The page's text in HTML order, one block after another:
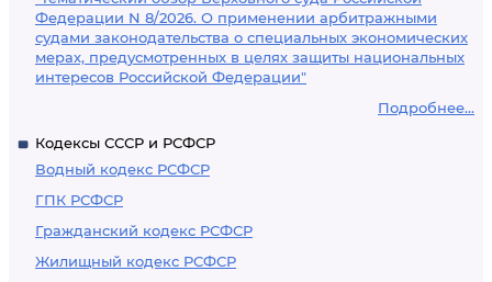
Федерации N 8/2026. О применении арбитражными
судами законодательства о специальных экономических
мерах, предусмотренных в целях защиты национальных
интересов Российской Федерации"
Подробнее...
Кодексы СССР и РСФСР
Водный кодекс РСФСР
ГПК РСФСР
Гражданский кодекс РСФСР
Жилищный кодекс РСФСР